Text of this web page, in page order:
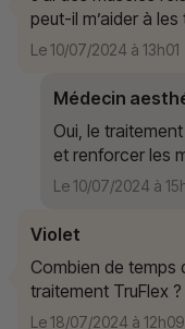
peut-il m’aider à les
Le 10/07/2024 à 13h01
Médecin
Oui, le
et renforcer les
Le 10/07/2024 à
Violet
Combien de temps
traitement TruFlex ?
Le 18/07/2024 à 12h09